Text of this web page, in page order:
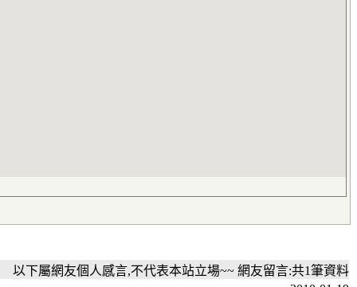
以下屬網友個人感言,不代表本站立場~~ 網友留言:共1筆資料